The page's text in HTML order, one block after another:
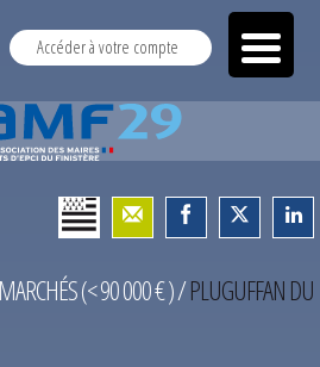
Accéder à votre compte
(< 90 000 € )/PLUGUFFAN DU